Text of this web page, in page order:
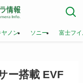
ヤノン ソニー 富士フ
ー搭載 EVF